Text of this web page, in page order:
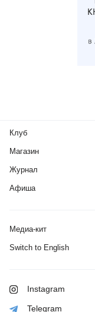
Клуб
Магазин
Журнал
Афиша
Медиа-кит
Switch to English
Instagram
Telegram